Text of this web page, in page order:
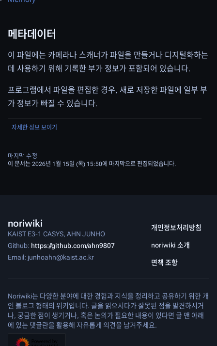
메타데이터
이 파일에는 카메라나 스캐너가 파일을 만들거나 디지털화하는
데 사용하기 위해 기록한 부가 정보가 포함되어 있습니다.
프로그램에서 파일을 편집한 경우, 새로 저장한 파일에 일부 부
가 정보가 빠질 수 있습니다.
자세한 정보 보이기
마지막 수정
이 문서는 2026년 1월 15일 (목) 15:50에 마지막으로 편집되었습니다.
noriwiki
KAIST E3-1 CASYS, AHN JUNHO
Github: https://github.com/ahn9807
Email: junhoahn@kaist.ac.kr
개인정보처리방침
noriwiki 소개
면책 조항
Noriwiki는 다양한 분야에 대한 경험과 지식을 정리하고 공유하기 위한 개
인 블로그 형태의 위키입니다. 글을 읽으시다가 잘못된 점을 발견하시거
나, 궁금한 점이 생기거나, 혹은 논의가 필요한 내용이 있다면 글 맨 아래
에 있는 댓글란을 활용해 자유롭게 의견을 남겨주세요.